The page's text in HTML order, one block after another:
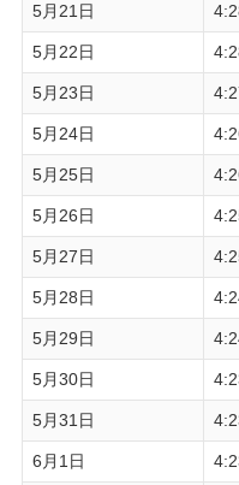
5月21日
5月22日
5月23日
5月24日
5月25日
5月26日
5月27日
5月28日
5月29日
5月30日
5月31日
6月1日